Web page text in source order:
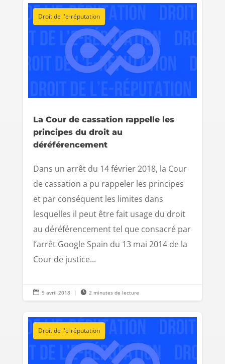
Droit de l'e-réputation
La Cour de cassation rappelle les
principes du droit au
déréférencement
Dans un arrêt du 14 février 2018, la Cour
de cassation a pu rappeler les principes
et par conséquent les limites dans
lesquelles il peut être fait usage du droit
au déréférencement tel que consacré par
l’arrêt Google Spain du 13 mai 2014 de la
Cour de justice...
 9 avril 2018 |  2 minutes de lecture
Droit de l'e-réputation